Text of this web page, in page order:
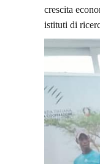
crescita
istituti di